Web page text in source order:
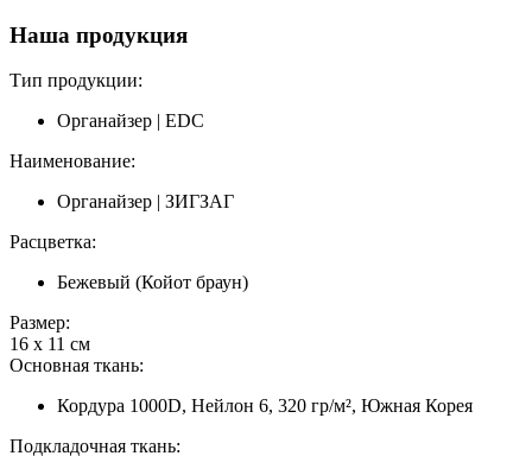
Наша продукция
Тип продукции:
Органайзер | EDC
Наименование:
Органайзер | ЗИГЗАГ
Расцветка:
Бежевый (Койот браун)
Размер:
16 х 11 см
Основная ткань:
Кордура 1000D, Нейлон 6, 320 гр/м², Южная Корея
Подкладочная ткань: